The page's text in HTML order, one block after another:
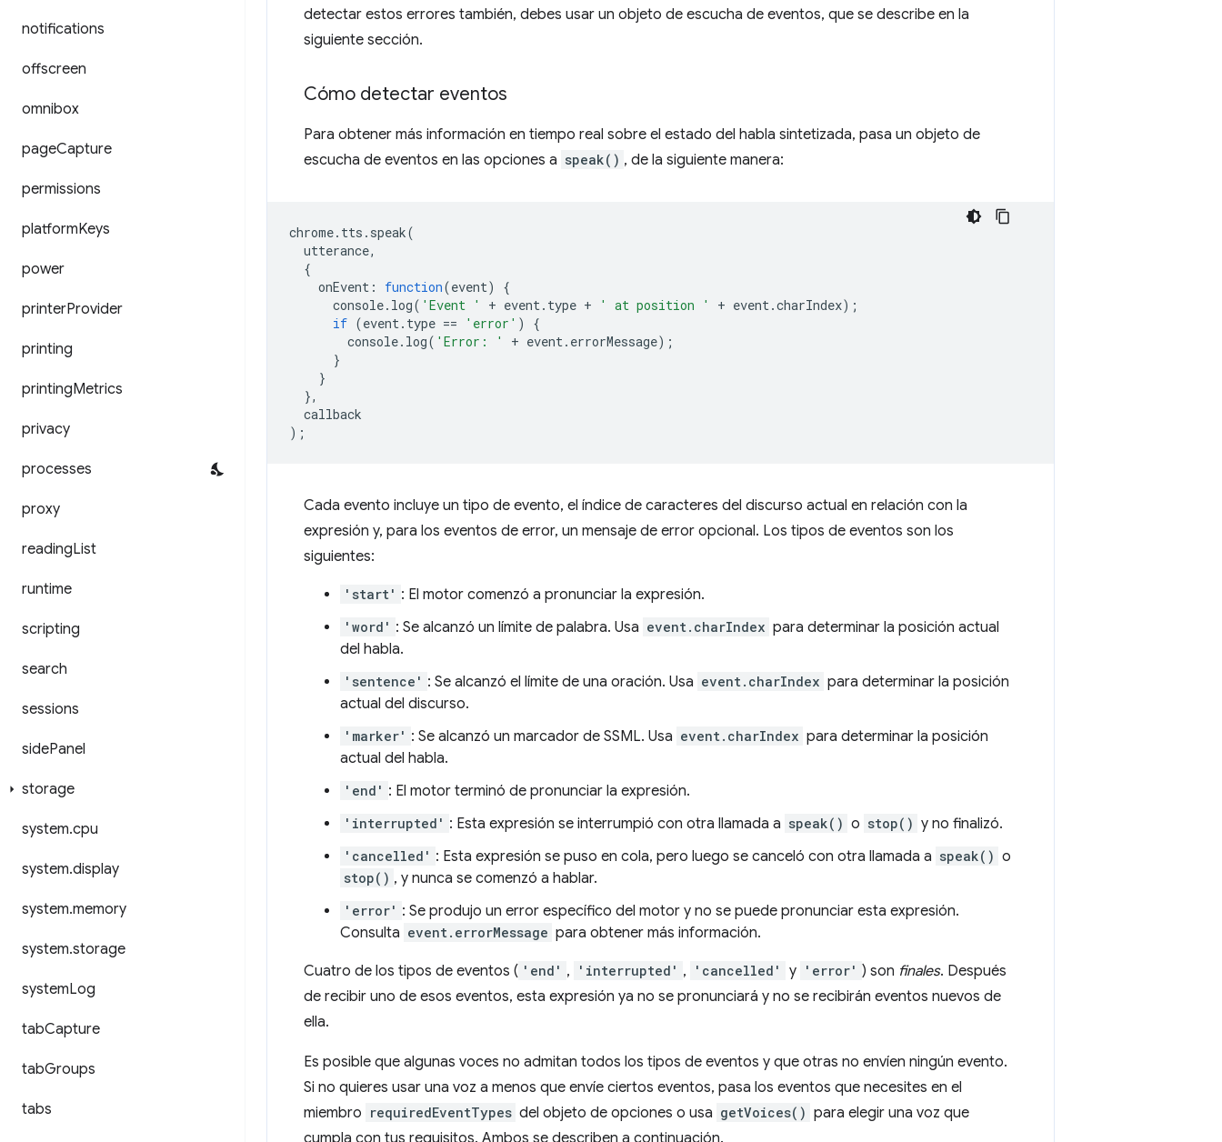
notifications
offscreen
omnibox
pageCapture
permissions
platformKeys
power
printerProvider
printing
printingMetrics
privacy
processes
proxy
readingList
runtime
scripting
search
sessions
sidePanel
storage
system.cpu
system.display
system.memory
system.storage
systemLog
tabCapture
tabGroups
tabs
detectar estos errores también, debes usar un objeto de escucha de eventos, que se describe en la
siguiente sección.
Cómo detectar eventos
Para obtener más información en tiempo real sobre el estado del habla sintetizada, pasa un objeto de
escucha de eventos en las opciones a speak() , de la siguiente manera:
chrome. tts . speak(
utterance,
{
onEvent : function(event)
{
console. log( 'Event ' + event. type + ' at position ' + event.charIndex);
if (event. type == 'error' )
{
console. log( 'Error: ' + event. errorMessage);
}
}
},
callback
);
Cada evento incluye un tipo de evento, el índice de caracteres del discurso actual en relación con la
expresión y, para los eventos de error, un mensaje de error opcional. Los tipos de eventos son los
siguientes:
'start' : El motor comenzó a pronunciar la expresión.
'word' : Se alcanzó un límite de palabra. Usa event.charIndex para determinar la posición actual
del habla.
'sentence' : Se alcanzó el límite de una oración. Usa event.charIndex para determinar la posición
actual del discurso.
'marker' : Se alcanzó un marcador de SSML. Usa event.charIndex para determinar la posición
actual del habla.
'end' : El motor terminó de pronunciar la expresión.
'interrupted' : Esta expresión se interrumpió con otra llamada a speak() o stop() y no finalizó.
'cancelled' : Esta expresión se puso en cola, pero luego se canceló con otra llamada a speak() o
stop() , y nunca se comenzó a hablar.
'error' : Se produjo un error específico del motor y no se puede pronunciar esta expresión.
Consulta event.errorMessage para obtener más información.
Cuatro de los tipos de eventos ( 'end' , 'interrupted' , 'cancelled' y 'error' ) son finales. Después
de recibir uno de esos eventos, esta expresión ya no se pronunciará y no se recibirán eventos nuevos de
ella.
Es posible que algunas voces no admitan todos los tipos de eventos y que otras no envíen ningún evento.
Si no quieres usar una voz a menos que envíe ciertos eventos, pasa los eventos que necesites en el
miembro requiredEventTypes del objeto de opciones o usa getVoices() para elegir una voz que
cumpla con tus requisitos. Ambos se describen a continuación.